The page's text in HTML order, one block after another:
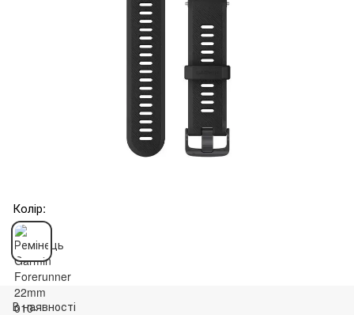
Колір:
В наявності